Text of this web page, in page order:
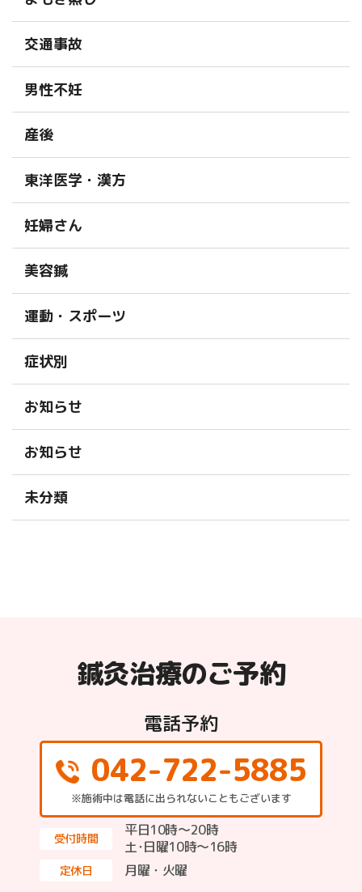
交通事故
男性不妊
産後
東洋医学・漢方
妊婦さん
美容鍼
運動・スポーツ
症状別
お知らせ
お知らせ
未分類
鍼灸治療のご予約
電話予約
042-722-5885
※施術中は電話に出られないこともございます
受付時間
平日10時～20時
土･日曜10時〜16時
定休日 月曜・火曜